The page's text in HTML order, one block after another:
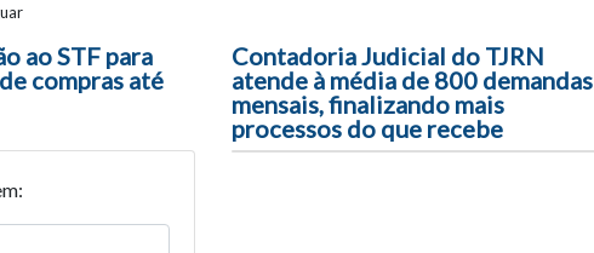
posts
ao STF para
compras até
Contadoria Judicial do TJRN
atende à média de 800 demandas
mensais, finalizando mais
processos do que recebe